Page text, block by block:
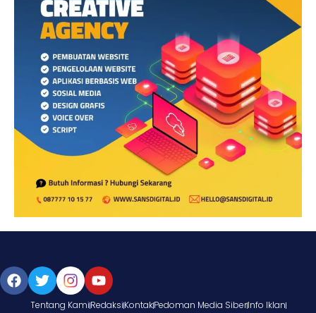
Tentang KamiRedaksiKontakPedoman Media SiberInfo Iklan